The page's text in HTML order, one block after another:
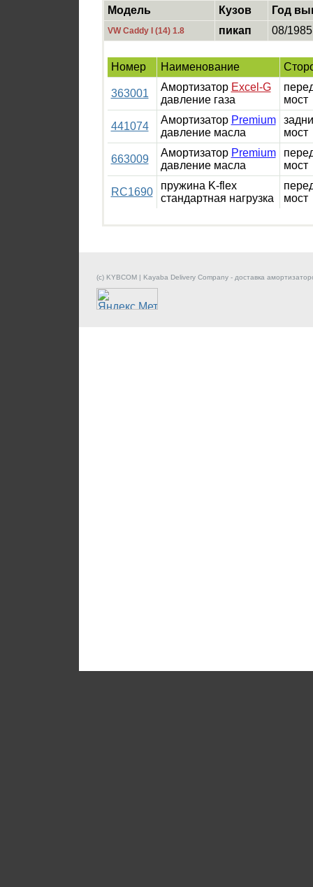
Модель Кузов Год
VW Caddy I (14) 1.8 пикап 08/
Номер Наименование
363001
Амортизатор Excel-G
давление газа
мост
441074
Амортизатор Premium
давление масла
мост
663009
Амортизатор Premium
давление масла
мост
RC1690
пружина K-flex
стандартная нагрузка
мост
(c) KYBCOM | Kayaba Delivery Company - доставка